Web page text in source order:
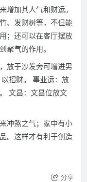
增加其人气和财运。
、发财树等，不但能
；还可以在客厅摆放
聚气的作用。
放于沙发旁可增进男
招财。 事业运：放
文昌：文昌位放文
冲煞之气；家中有小
。这样才有利于创造
分享